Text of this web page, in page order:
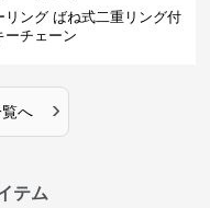
リング ばね式二重リング付
ーチェーン
へ ›
テム